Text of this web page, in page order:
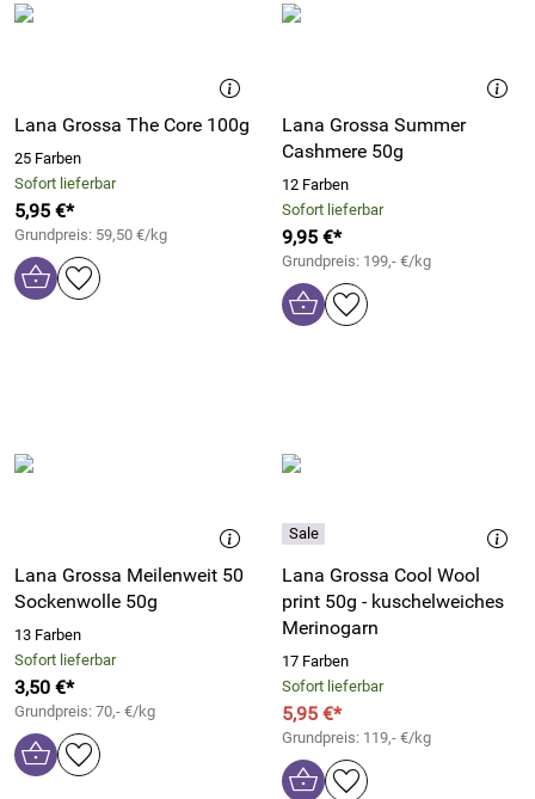
Lana Grossa The Core 100g
25 Farben
Sofort lieferbar
5,95 €*
Grundpreis: 59,50 €/kg
Lana Grossa Summer
Cashmere 50g
12 Farben
Sofort lieferbar
9,95 €*
Grundpreis: 199,- €/kg
Lana Grossa Meilenweit 50
Sockenwolle 50g
13 Farben
Sofort lieferbar
3,50 €*
Grundpreis: 70,- €/kg
Lana Grossa Cool Wool
print 50g - kuschelweiches
Merinogarn
17 Farben
Sofort lieferbar
5,95 €*
Grundpreis: 119,- €/kg